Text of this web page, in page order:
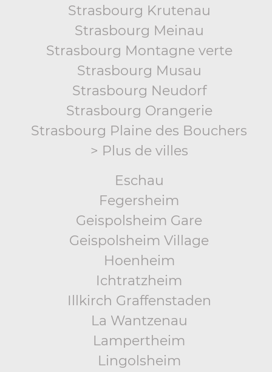
Strasbourg Krutenau
Strasbourg Meinau
Strasbourg Montagne verte
Strasbourg Musau
Strasbourg Neudorf
Strasbourg Orangerie
Strasbourg Plaine des Bouchers
> Plus de villes
Eschau
Fegersheim
Geispolsheim Gare
Geispolsheim Village
Hoenheim
Ichtratzheim
Illkirch Graffenstaden
La Wantzenau
Lampertheim
Lingolsheim